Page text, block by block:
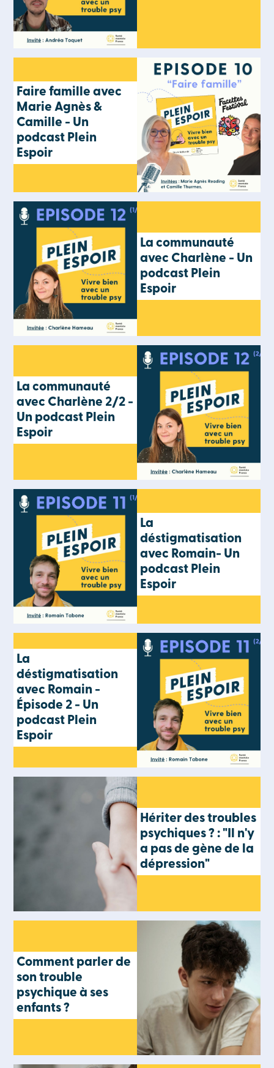
Faire famille avec
Marie Agnès &
Camille - Un
podcast Plein
Espoir
La communauté
avec Charlène - Un
podcast Plein
Espoir
La communauté
avec Charlène 2/2 -
Un podcast Plein
Espoir
La
déstigmatisation
avec Romain- Un
podcast Plein
Espoir
La
déstigmatisation
avec Romain -
Épisode 2 - Un
podcast Plein
Espoir
Hériter des troubles
psychiques ? : "Il n'y
a pas de gène de la
dépression"
Comment parler de
son trouble
psychique à ses
enfants ?